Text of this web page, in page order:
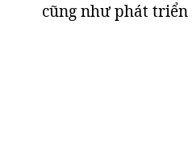
cũng như phát triển